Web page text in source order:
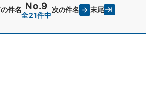
件名 No.9
全21件中
次の件名 末尾